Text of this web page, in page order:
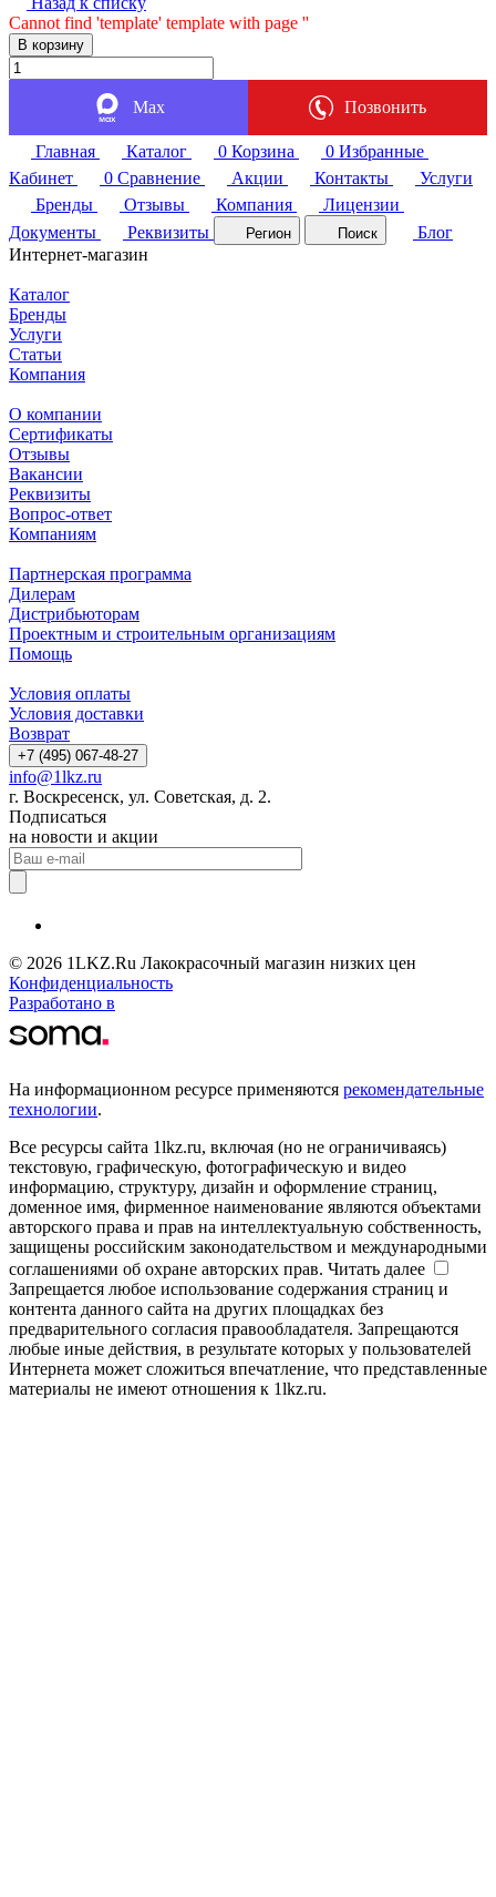
Cannot find 'template' template with page ''
В корзину
Max Позвонить
Главная Каталог 0 Корзина 0 Избранные
Кабинет
0 Сравнение Акции Контакты
Услуги
Бренды
Отзывы Компания
Лицензии
Документы
Реквизиты Регион Поиск
Блог
Интернет-магазин
Каталог
Бренды
Услуги
Статьи
Компания
О компании
Сертификаты
Отзывы
Вакансии
Реквизиты
Вопрос-ответ
Компаниям
Партнерская программа
Дилерам
Дистрибьюторам
Проектным и строительным организациям
Помощь
Условия оплаты
Условия доставки
Возврат
+7 (495) 067-48-27
info@1lkz.ru
г. Воскресенск, ул. Советская, д. 2.
Подписаться
на новости и акции
© 2026 1LKZ.Ru Лакокрасочный магазин низких цен
Конфиденциальность
Разработано в
На информационном ресурсе применяются рекомендательные
технологии.
Все ресурсы сайта 1lkz.ru, включая (но не ограничиваясь)
текстовую, графическую, фотографическую и видео
информацию, структуру, дизайн и оформление страниц,
доменное имя, фирменное наименование являются объектами
авторского права и прав на интеллектуальную собственность,
защищены российским законодательством и международными
соглашениями об охране авторских прав. Читать далее
Запрещается любое использование содержания страниц и
контента данного сайта на других площадках без
предварительного согласия правообладателя. Запрещаются
любые иные действия, в результате которых у пользователей
Интернета может сложиться впечатление, что представленные
материалы не имеют отношения к 1lkz.ru.